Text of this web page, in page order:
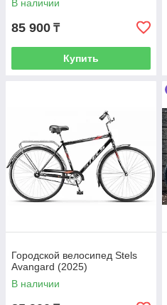
В наличии
85 900 ₸
Купить
Городской велосипед Stels
Avangard (2025)
В наличии